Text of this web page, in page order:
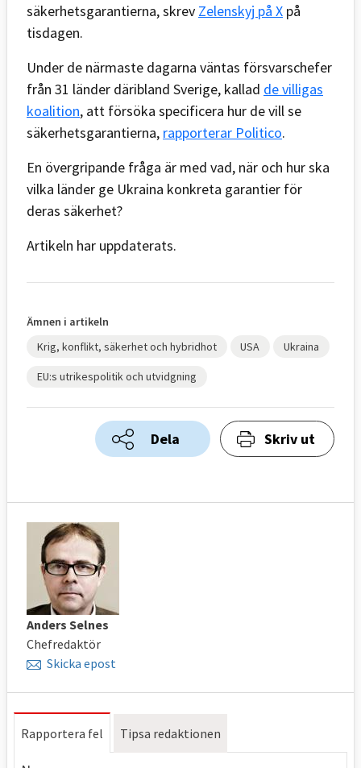
säkerhetsgarantierna, skrev Zelenskyj på X på
tisdagen.
Under de närmaste dagarna väntas försvarschefer
från 31 länder däribland Sverige, kallad de villigas
koalition, att försöka specificera hur de vill se
säkerhetsgarantierna, rapporterar Politico.
En övergripande fråga är med vad, när och hur ska
vilka länder ge Ukraina konkreta garantier för
deras säkerhet?
Artikeln har uppdaterats.
Ämnen i artikeln
Krig, konflikt, säkerhet och hybridhot
USA Ukraina
EU:s utrikespolitik och utvidgning
Dela Skriv ut
Anders Selnes
Chefredaktör
Skicka epost
Rapportera fel Tipsa redaktionen